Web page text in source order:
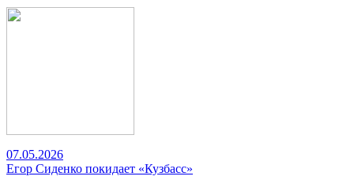
07.05.2026
Егор Сиденко покидает «Кузбасс»